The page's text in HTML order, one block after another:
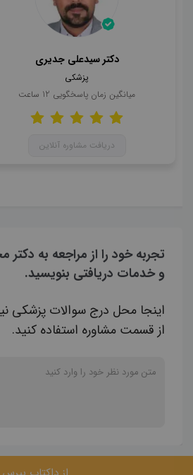
دکتر سیدعلی جدیری
پزشکی
میانگین زمان پاسخگویی 12 ساعت
دریافت مشاوره آنلاین
تجربه خود را از مراجعه به دکتر
و خدمات دریافتی بنویسید.
اینجا محل درج سوالات پزشکی
از قسمت مشاوره استفاده کنید.